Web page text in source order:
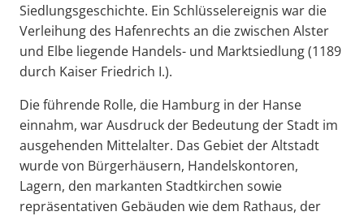
Siedlungsgeschichte. Ein Schlüsselereignis war die
Verleihung des Hafenrechts an die zwischen Alster
und Elbe liegende Handels- und Marktsiedlung (1189
durch Kaiser Friedrich I.).
Die führende Rolle, die Hamburg in der Hanse
einnahm, war Ausdruck der Bedeutung der Stadt im
ausgehenden Mittelalter. Das Gebiet der Altstadt
wurde von Bürgerhäusern, Handelskontoren,
Lagern, den markanten Stadtkirchen sowie
repräsentativen Gebäuden wie dem Rathaus, der